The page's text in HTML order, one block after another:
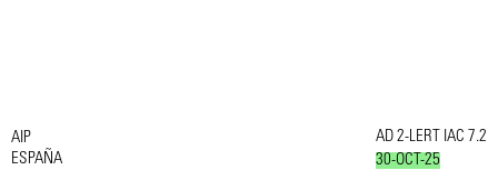
AIP
ESPAÑA
AD 2-LERT IAC 7.2
30-OCT-25